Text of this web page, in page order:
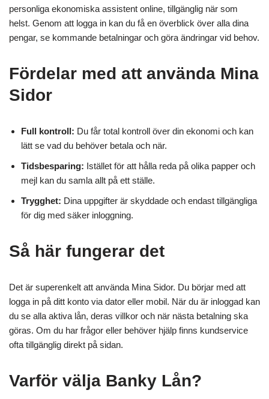
personliga ekonomiska assistent online, tillgänglig när som
helst. Genom att logga in kan du få en överblick över alla dina
pengar, se kommande betalningar och göra ändringar vid behov.
Fördelar med att använda Mina
Sidor
Full kontroll: Du får total kontroll över din ekonomi och kan
lätt se vad du behöver betala och när.
Tidsbesparing: Istället för att hålla reda på olika papper och
mejl kan du samla allt på ett ställe.
Trygghet: Dina uppgifter är skyddade och endast tillgängliga
för dig med säker inloggning.
Så här fungerar det
Det är superenkelt att använda Mina Sidor. Du börjar med att
logga in på ditt konto via dator eller mobil. När du är inloggad kan
du se alla aktiva lån, deras villkor och när nästa betalning ska
göras. Om du har frågor eller behöver hjälp finns kundservice
ofta tillgänglig direkt på sidan.
Varför välja Banky Lån?